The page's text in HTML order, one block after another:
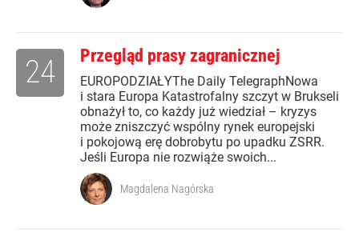
Przegląd prasy zagranicznej
EUROPODZIAŁYThe Daily TelegraphNowa
i stara Europa Katastrofalny szczyt w Brukseli
obnażył to, co każdy już wiedział – kryzys
może zniszczyć wspólny rynek europejski
i pokojową erę dobrobytu po upadku ZSRR.
Jeśli Europa nie rozwiąże swoich...
24
Magdalena Nagórska